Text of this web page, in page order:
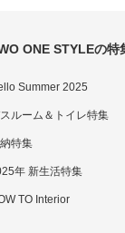
ONE STYLEの特
Summer 2025
ルーム＆トイレ特集
特集
年 新生活特集
TO Interior